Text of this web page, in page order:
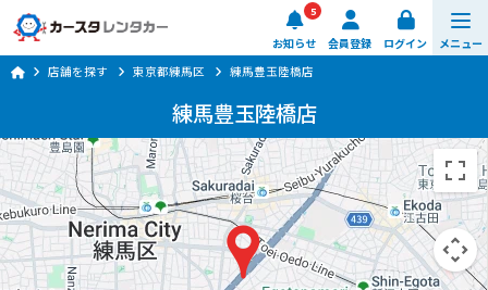
お知らせ
5
会員登録 ログイン メニュー
車種・料金
店舗を探す
ご利用ガイド
店舗を探す 東京都練馬区 練馬豊玉陸橋店
練馬豊玉陸橋店